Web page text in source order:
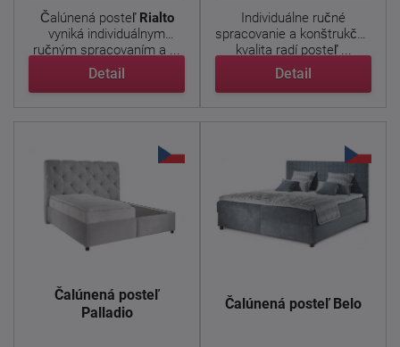
Čalúnená posteľ Rialto
vyniká individuálnym
ručným spracovaním a ...
Detail
Individuálne ručné
spracovanie a konštrukčná
kvalita radí posteľ ...
Detail
Čalúnená posteľ
Palladio
Čalúnená posteľ Belo